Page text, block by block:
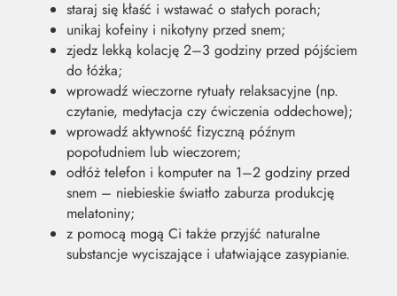
staraj się kłaść i wstawać o stałych porach;
unikaj kofeiny i nikotyny przed snem;
zjedz lekką kolację 2–3 godziny przed pójściem
do łóżka;
wprowadź wieczorne rytuały relaksacyjne (np.
czytanie, medytacja czy ćwiczenia oddechowe);
wprowadź aktywność fizyczną późnym
popołudniem lub wieczorem;
odłóż telefon i komputer na 1–2 godziny przed
snem – niebieskie światło zaburza produkcję
melatoniny;
z pomocą mogą Ci także przyjść naturalne
substancje wyciszające i ułatwiające zasypianie.